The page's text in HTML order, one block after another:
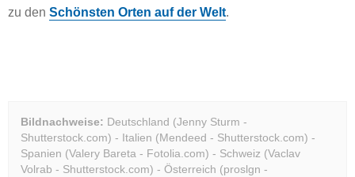
zu den Schönsten Orten auf der Welt.
Bildnachweise: Deutschland (Jenny Sturm -
Shutterstock.com) - Italien (Mendeed - Shutterstock.com) -
Spanien (Valery Bareta - Fotolia.com) - Schweiz (Vaclav
Volrab - Shutterstock.com) - Österreich (proslgn -